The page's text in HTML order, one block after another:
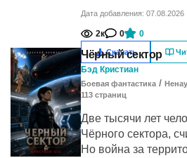
Дата добавления: 07.08.2026
2к 0 0
Скачать
Чёрный сектор
Бэд Кристиан
Боевая фантастика /
113 cтраниц
Две тысячи лет
Чёрного сектора,
Но война за